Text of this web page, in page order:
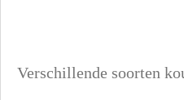
Verschillende soorten